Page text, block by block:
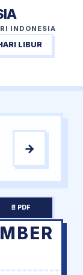
INDONESIA
LIBUR
→
📄 PDF